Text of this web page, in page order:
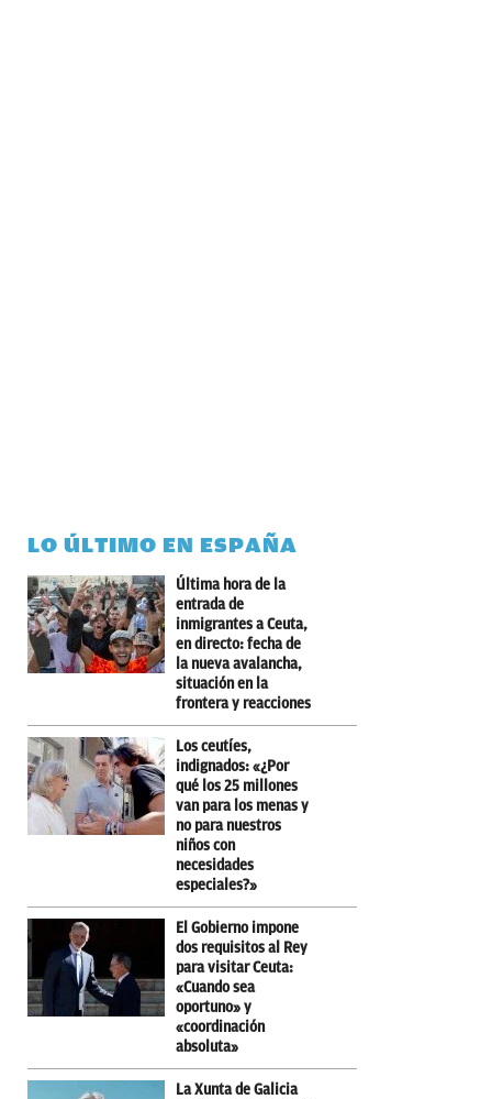
LO ÚLTIMO EN ESPAÑA
Última hora de la
entrada de
inmigrantes a Ceuta,
en directo: fecha de
la nueva avalancha,
situación en la
frontera y reacciones
Los ceutíes,
indignados: «¿Por
qué los 25 millones
van para los menas y
no para nuestros
niños con
necesidades
especiales?»
El Gobierno impone
dos requisitos al Rey
para visitar Ceuta:
«Cuando sea
oportuno» y
«coordinación
absoluta»
La Xunta de Galicia